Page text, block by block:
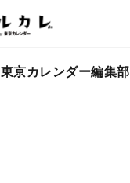
東京カレンダー編集部